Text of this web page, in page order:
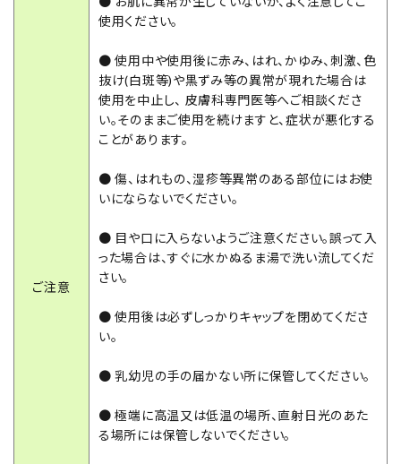
ご注意
使用ください。
● 使用中や使用後に赤み、はれ、かゆみ、刺激、色
抜け(白斑等)や黒ずみ等の異常が現れた場合は
使用を中止し、 皮膚科専門医等へご相談くださ
い。そのままご使用を続けますと、症状が悪化する
ことがあります。
● 傷、はれもの、湿疹等異常のある部位にはお使
いにならないでください。
● 目や口に入らないようご注意ください。誤って入
った場合は、すぐに水かぬるま湯で洗い流してくだ
さい。
● 使用後は必ずしっかりキャップを閉めてくださ
い。
● 乳幼児の手の届かない所に保管してください。
● 極端に高温又は低温の場所、直射日光のあた
る場所には保管しないでください。